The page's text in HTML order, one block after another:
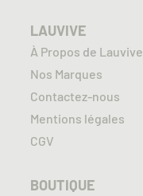
LAUVIVE
À Propos de Lauvive
Nos Marques
Contactez-nous
Mentions légales
CGV
BOUTIQUE